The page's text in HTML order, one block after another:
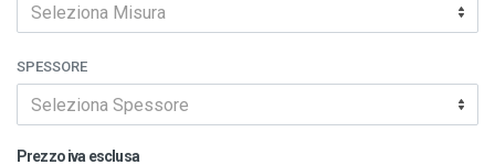
Seleziona Misura
SPESSORE
Seleziona Spessore
Prezzo iva esclusa